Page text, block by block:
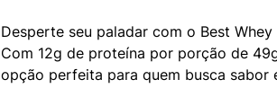
Desperte seu paladar com o Best
Com 12g de proteína por porção de
opção perfeita para quem busca sabor